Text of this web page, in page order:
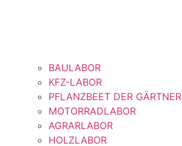
BAULABOR
KFZ-LABOR
PFLANZBEET DER GÄRTNER
MOTORRADLABOR
AGRARLABOR
HOLZLABOR